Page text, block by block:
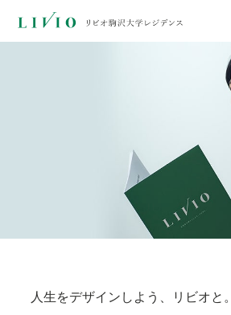
人生をデザインしよう、リビオと。